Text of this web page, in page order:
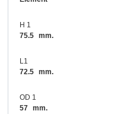
H 1
75.5 mm.
L1
72.5 mm.
OD 1
57 mm.